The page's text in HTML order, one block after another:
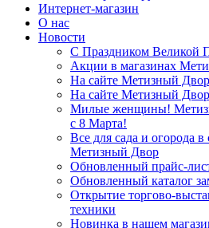
Интернет-магазин
О нас
Новости
С Праздником Великой
Акции в магазинах
На сайте Метизный
На сайте Метизный
Милые женщины!
с 8 Марта!
Все для сада и огорода в
Метизный Двор
Обновленный прайс-
Обновленный каталог
Открытие торгово-
техники
Новинка в нашем